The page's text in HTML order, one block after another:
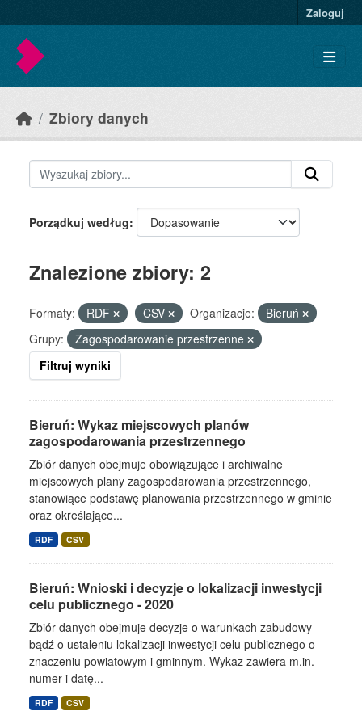
Zaloguj
Zbiory danych
Porządkuj według
Znalezione zbiory: 2
Formaty: RDF CSV Organizacje:
Bieruń
Grupy:
Zagospodarowanie przestrzenne
Filtruj wyniki
Bieruń: Wykaz miejscowych planów
zagospodarowania przestrzennego
Zbiór danych obejmuje obowiązujące i archiwalne
miejscowych plany zagospodarowania przestrzennego,
stanowiące podstawę planowania przestrzennego w gminie
oraz określające...
RDF CSV
Bieruń: Wnioski i decyzje o lokalizacji inwestycji
celu publicznego - 2020
Zbiór danych obejmuje decyzje o warunkach zabudowy
bądź o ustaleniu lokalizacji inwestycji celu publicznego o
znaczeniu powiatowym i gminnym. Wykaz zawiera m.in.
numer i datę...
RDF CSV